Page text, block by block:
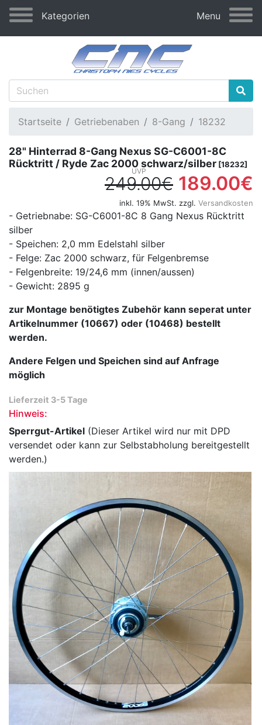
Kategorien Menu
Startseite Getriebenaben 8-Gang 18232
28" Hinterrad 8-Gang Nexus SG-C6001-8C
Rücktritt / Ryde Zac 2000 schwarz/silber [18232]
249.00€ 189.00€
inkl. 19% MwSt. zzgl. Versandkosten
- Getriebnabe: SG-C6001-8C 8 Gang Nexus Rücktritt
silber
- Speichen: 2,0 mm Edelstahl silber
- Felge: Zac 2000 schwarz, für Felgenbremse
- Felgenbreite: 19/24,6 mm (innen/aussen)
- Gewicht: 2895 g
zur Montage benötigtes Zubehör kann seperat unter
Artikelnummer (10667) oder (10468) bestellt
werden.
Andere Felgen und Speichen sind auf Anfrage
möglich
Lieferzeit 3-5 Tage
Hinweis:
Sperrgut-Artikel (Dieser Artikel wird nur mit DPD
versendet oder kann zur Selbstabholung bereitgestellt
werden.)